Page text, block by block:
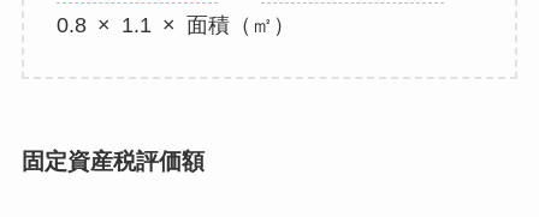
0.8 × 1.1 × 面積（㎡）
固定資産税評価額